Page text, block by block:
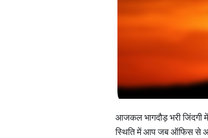
आजकल भागदौड़ भरी जिंदगी
स्थिति में आप जब ऑफिस से